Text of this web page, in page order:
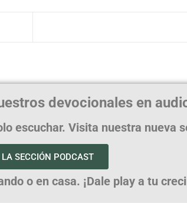
devocionales en
escuchar. Visita nuestra nueva
LA SECCIÓN PODCAST
o en casa. ¡Dale play a tu